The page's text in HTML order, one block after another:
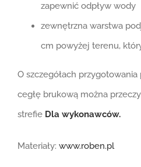
zapewnić odpływ wody
zewnętrzna warstwa
cm powyżej terenu,
O szczegółach
cegłę brukową można
strefie Dla wykonawców.
Materiały: www.roben.pl